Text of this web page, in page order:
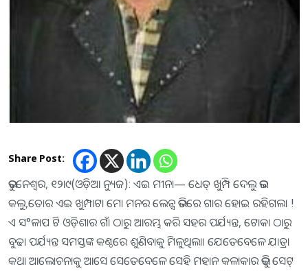
Share Post:
ଭୁବନେଶ୍ୱର, ୧୨ା୯(ଓଡ଼ିଆ ନ୍ୟୁଜ): ଏଇ ମୀନା— ଧେତ୍ ଖୁମ୍ପି ଦେଲୁ ଭଲ
କଲୁ,ତୋର ଏଇ ଖୁମ୍ପାଟା ମୋ ମନର ଲେନ୍ସ ଭିତରେ ଗାର ହୋଇ ରହିଗଲା !
ଏ ସ°ଳାପ ଟି ଓଡ଼ିଶାର ଗାଁ ଠାରୁ ଆରମ୍ଭ କରି ସହର ପର୍ଯ୍ୟନ୍ତ, ଟୋକା ଠାରୁ
ବୁଢା ପର୍ଯ୍ୟନ୍ତ ସମସ୍ତଙ୍କ କଣ୍ଠରେ ଶୁଣିବାକୁ ମିଳୁଥିଲା। ଯେତେବେଳେ ଯାତ୍ରା
କଥା ଆଲୋଚନାକୁ ଆସେ ସେତେବେଳେ ସେହି ମହାନ କଳାକାର ଭିକୁ ସେଟ୍